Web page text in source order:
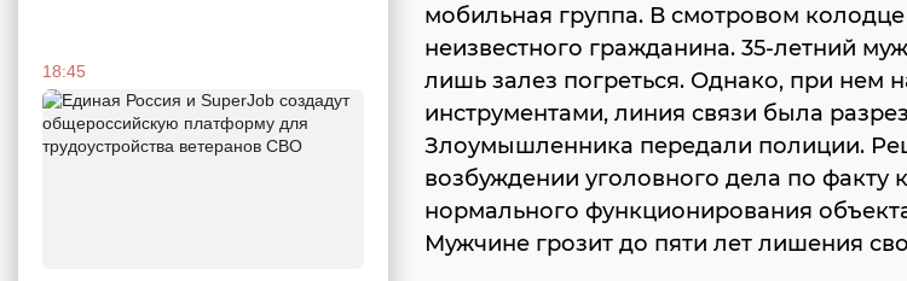
18:45
мобильная группа. В смотровом
неизвестного гражданина. 35-летний
лишь залез погреться. Однако, при нем
инструментами, линия связи была
Злоумышленника передали полиции.
возбуждении уголовного дела по факту
нормального функционирования
Мужчине грозит до пяти лет лишения